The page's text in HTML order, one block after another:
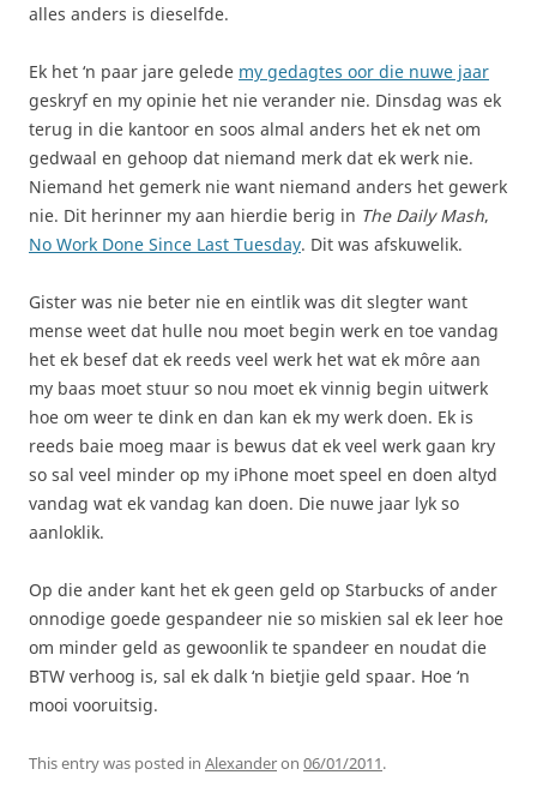
alles anders is dieselfde.
Ek het ‘n paar jare gelede my gedagtes oor die nuwe jaar
geskryf en my opinie het nie verander nie. Dinsdag was ek
terug in die kantoor en soos almal anders het ek net om
gedwaal en gehoop dat niemand merk dat ek werk nie.
Niemand het gemerk nie want niemand anders het gewerk
nie. Dit herinner my aan hierdie berig in The Daily Mash,
No Work Done Since Last Tuesday. Dit was afskuwelik.
Gister was nie beter nie en eintlik was dit slegter want
mense weet dat hulle nou moet begin werk en toe vandag
het ek besef dat ek reeds veel werk het wat ek môre aan
my baas moet stuur so nou moet ek vinnig begin uitwerk
hoe om weer te dink en dan kan ek my werk doen. Ek is
reeds baie moeg maar is bewus dat ek veel werk gaan kry
so sal veel minder op my iPhone moet speel en doen altyd
vandag wat ek vandag kan doen. Die nuwe jaar lyk so
aanloklik.
Op die ander kant het ek geen geld op Starbucks of ander
onnodige goede gespandeer nie so miskien sal ek leer hoe
om minder geld as gewoonlik te spandeer en noudat die
BTW verhoog is, sal ek dalk ‘n bietjie geld spaar. Hoe ‘n
mooi vooruitsig.
This entry was posted in Alexanderon 06/01/2011.